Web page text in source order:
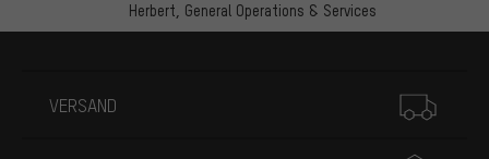
Herbert, General Operations & Services
VERSAND